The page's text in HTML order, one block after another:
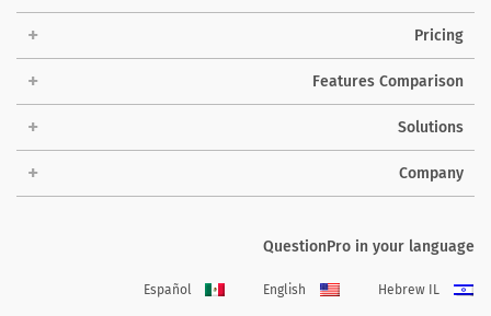
Pricing
Features Comparison
Solutions
Company
QuestionPro in your language
Hebrew IL
English
Español